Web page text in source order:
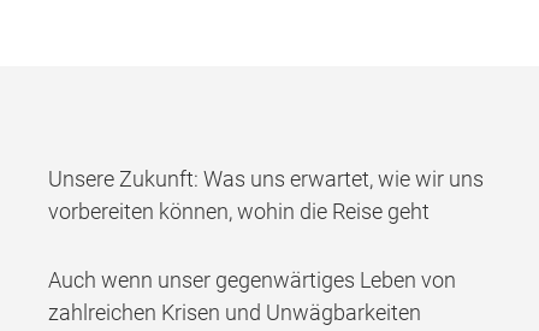
Unsere Zukunft: Was uns erwartet, wie wir uns
vorbereiten können, wohin die Reise geht
Auch wenn unser gegenwärtiges Leben von
zahlreichen Krisen und Unwägbarkeiten